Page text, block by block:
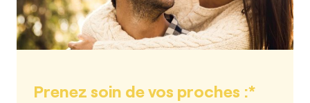
Prenez soin de vos proches :*